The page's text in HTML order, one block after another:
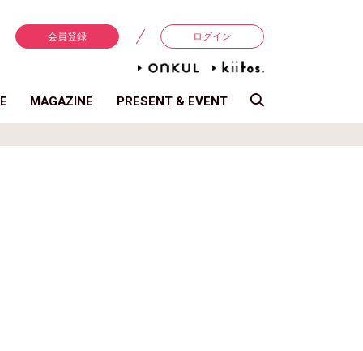
会員登録 ログイン
MAGAZINE PRESENT & EVENT